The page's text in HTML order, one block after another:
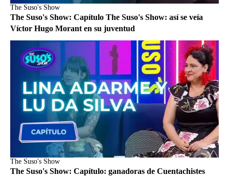
The Suso's Show
The Suso's Show: Capítulo The Suso's Show: así se veía
Víctor Hugo Morant en su juventud
The Suso's Show
The Suso's Show: Capítulo: ganadoras de Cuentachistes